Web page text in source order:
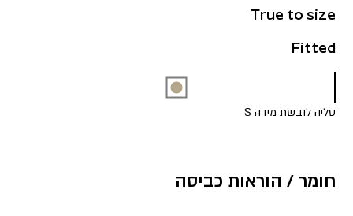
True to size
Fitted
טליה לובשת מידה S
חומר / הוראות כביסה